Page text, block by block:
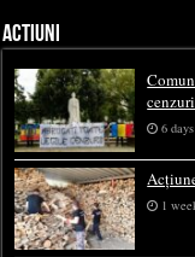
ACTIUNI
6
1